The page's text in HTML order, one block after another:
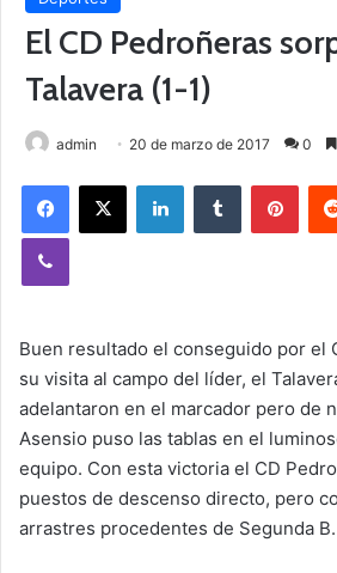
El CD Pedroñeras
Talavera (1-1)
admin 20 de marzo de 2017 0
Buen resultado el conseguido por el
su visita al campo del líder, el
adelantaron en el marcador pero de
Asensio puso las tablas en el
equipo. Con esta victoria el CD
puestos de descenso directo, pero
arrastres procedentes de Segunda B.